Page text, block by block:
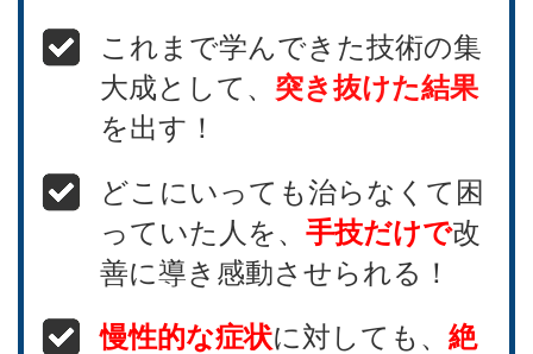
これまで学んできた技術の集
大成として、 突き抜けた結果
を出す！
どこにいっても治らなくて困
っていた人を、 手技だけで改
善に導き感動させられる！
慢性的な症状に対しても、 絶